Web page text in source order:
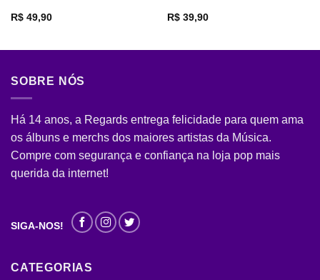
R$49,90 R$39,90
SOBRE NÓS
Há 14 anos, a Regards entrega felicidade para quem ama
os álbuns e merchs dos maiores artistas da Música.
Compre com segurança e confiança na loja pop mais
querida da internet!
SIGA-NOS!
CATEGORIAS